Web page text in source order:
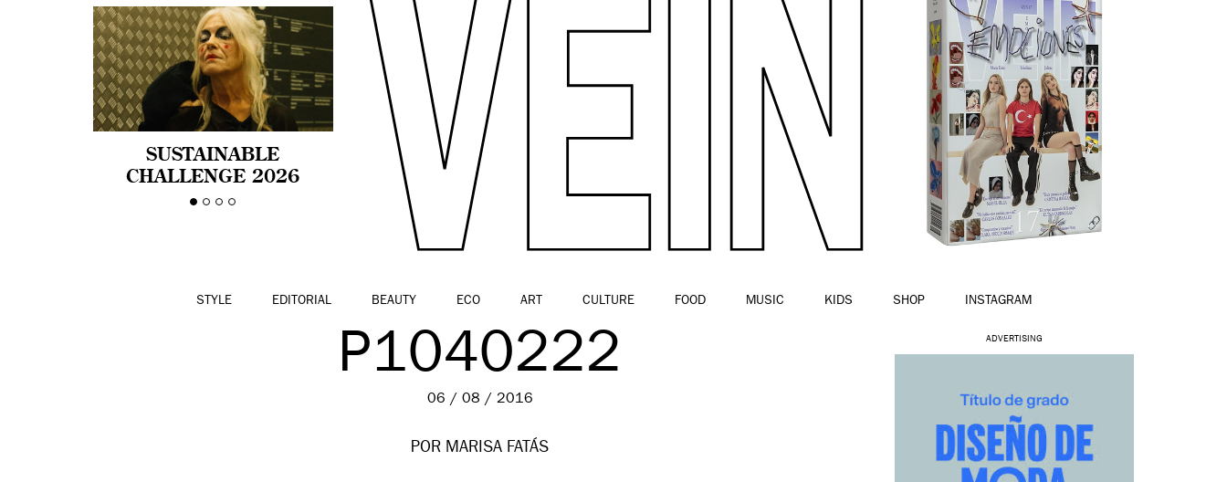
SUSTAINABLE
CHALLENGE 2026
CELEBRA LA
STYLE EDITORIAL BEAUTY ECO ART CULTURE FOOD MUSIC KIDS SHOP INSTAGRAM
P1040222
06 / 08 / 2016
POR MARISA FATÁS
ADVERTISING